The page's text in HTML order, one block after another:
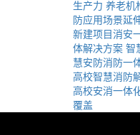
生产力 养老机
防应用场景延
新建项目消安
体解决方案 智
慧安防消防一
高校智慧消防
高校安消一体
覆盖